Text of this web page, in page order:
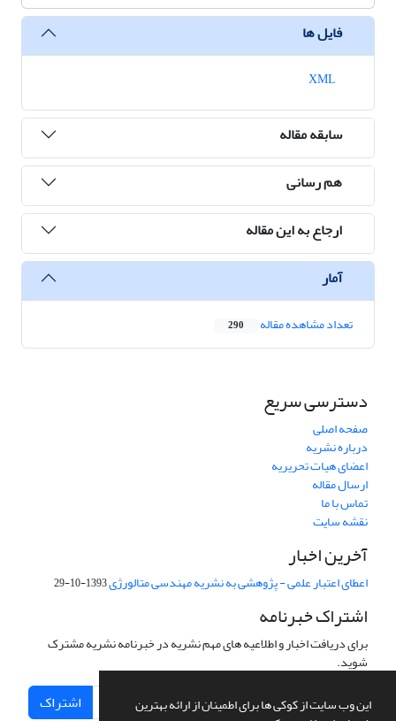
این وب سایت از کوکی ها برای اطمینان از ارائه بهترین
فایل ها
سابقه مقاله
هم رسانی
ارجاع به این مقاله
آمار
تعداد مشاهده مقاله 290
دسترسی سریع
صفحه اصلی
درباره نشریه
اعضای هیات تحریریه
ارسال مقاله
تماس با ما
نقشه سایت
آخرین اخبار
اعطای اعتبار علمی - پژوهشی به نشریه مهندسی متالورژی1393-10-29
اشتراک خبرنامه
برای دریافت اخبار و اطلاعیه های مهم نشریه در خبرنامه نشریه مشترک
شوید.
اشتراک